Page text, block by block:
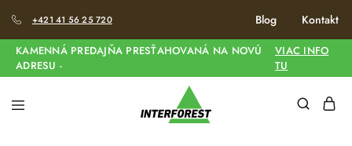
+421 41 56 25 720 Blog Kontakt
KAMENNÁ PREDAJŇA PRESŤAHOVANÁ NA NOVÚ
ADRESU -
VIAC INFO
TU